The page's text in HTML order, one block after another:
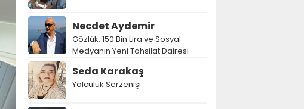
Necdet Aydemir
Gözlük, 150 Bin Lira ve Sosyal
Medyanın Yeni Tahsilat Dairesi
Seda Karakaş
Yolculuk Serzenişi